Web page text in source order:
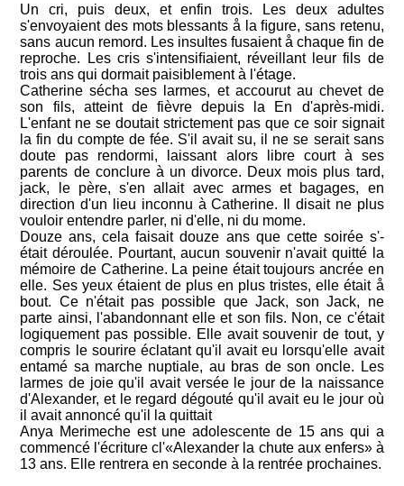
Un cri, puis deux, et enfin trois. Les deux adultes
s'envoyaient des mots blessants å la ﬁgure, sans retenu,
sans aucun remord. Les insultes fusaient å chaque fin de
reproche. Les cris s'intensiﬁaient, réveillant leur fils de
trois ans qui dormait paisiblement à l'étage.
Catherine sécha ses larmes, et accourut au chevet de
son fils, atteint de fièvre depuis la En d'après-midi.
L'enfant ne se doutait strictement pas que ce soir signait
la fin du compte de fée. S'il avait su, il ne se serait sans
doute pas rendormi, laissant alors libre court à ses
parents de conclure à un divorce. Deux mois plus tard,
jack, le père, s'en allait avec armes et bagages, en
direction d'un lieu inconnu à Catherine. Il disait ne plus
vouloir entendre parler, ni d'elle, ni du mome.
Douze ans, cela faisait douze ans que cette soirée s'-
était déroulée. Pourtant, aucun souvenir n'avait quitté la
mémoire de Catherine. La peine était toujours ancrée en
elle. Ses yeux étaient de plus en plus tristes, elle était å
bout. Ce n'était pas possible que Jack, son Jack, ne
parte ainsi, l'abandonnant elle et son ﬁls. Non, ce c'était
logiquement pas possible. Elle avait souvenir de tout, y
compris le sourire éclatant qu'il avait eu lorsqu'elle avait
entamé sa marche nuptiale, au bras de son oncle. Les
larmes de joie qu'il avait versée le jour de la naissance
d'Alexander, et le regard dégouté qu'il avait eu le jour où
il avait annoncé qu'il la quittait
Anya Merimeche est une adolescente de 15 ans qui a
commencé l'écriture cl'«Alexander la chute aux enfers» à
13 ans. Elle rentrera en seconde à la rentrée prochaines.